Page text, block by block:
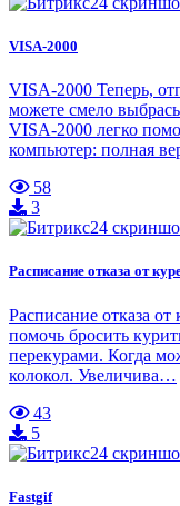
VISA-2000
VISA-2000 Теперь,
можете смело
VISA-2000 легко
компьютер: полная
58
3
Расписание отказа от
Расписание отказа
помочь бросить
перекурами. Когда
колокол. Увеличива…
43
5
Fastgif